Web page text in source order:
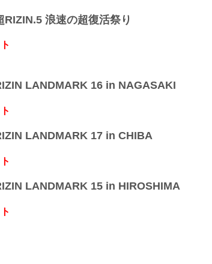
RIZIN.5 浪速の超復活祭り
LANDMARK 16 in NAGASAKI
LANDMARK 17 in CHIBA
LANDMARK 15 in HIROSHIMA